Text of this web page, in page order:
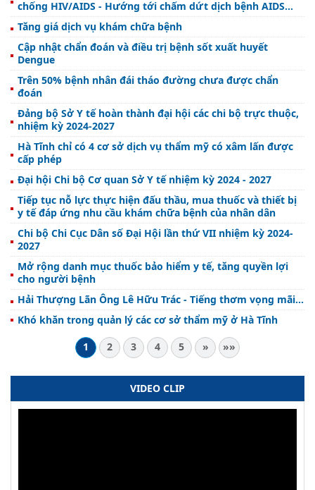
chống HIV/AIDS - Hướng tới chấm dứt dịch bệnh AIDS
vào năm 2030”
Tăng giá dịch vụ khám chữa bệnh
Cập nhật chẩn đoán và điều trị bệnh sốt xuất huyết
Dengue
Trên 50% bệnh nhân đái tháo đường chưa được chẩn
đoán
Đảng bộ Sở Y tế hoàn thành đại hội các chi bộ trực thuộc,
nhiệm kỳ 2024-2027
Hà Tĩnh chỉ có 4 cơ sở dịch vụ thẩm mỹ có xâm lấn được
cấp phép
Đại hội Chi bộ Cơ quan Sở Y tế nhiệm kỳ 2024 - 2027
Tiếp tục nỗ lực thực hiện đấu thầu, mua thuốc và thiết bị
y tế đáp ứng nhu cầu khám chữa bệnh của nhân dân
Chi bộ Chi Cục Dân số Đại Hội lần thứ VII nhiệm kỳ 2024-
2027
Mở rộng danh mục thuốc bảo hiểm y tế, tăng quyền lợi
cho người bệnh
Hải Thượng Lãn Ông Lê Hữu Trác - Tiếng thơm vọng mãi...
Khó khăn trong quản lý các cơ sở thẩm mỹ ở Hà Tĩnh
1
2 3 4 5 » »»
VIDEO CLIP